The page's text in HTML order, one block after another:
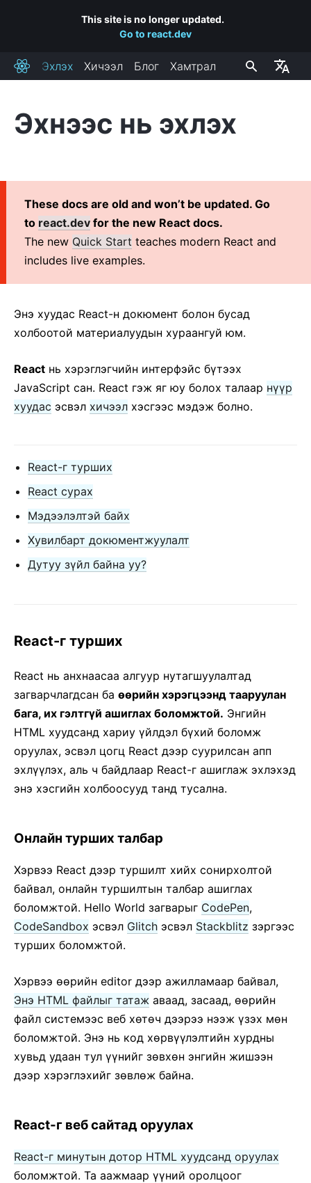
This site is no longer updated.
Go to react.dev
ReactЭхлэх Хичээл Блог Хамтрал
Эхнээс нь эхлэх
These docs are old and won’t be updated. Go
to react.dev for the new React docs.
The new Quick Start teaches modern React and
includes live examples.
Энэ хуудас React-н докюмент болон бусад
холбоотой материалуудын хураангуй юм.
React нь хэрэглэгчийн интерфэйс бүтээх
JavaScript сан. React гэж яг юу болох талаар нүүр
хуудас эсвэл хичээл хэсгээс мэдэж болно.
React-г турших
React сурах
Мэдээлэлтэй байх
Хувилбарт докюментжуулалт
Дутуу зүйл байна уу?
React-г турших
React нь анхнаасаа алгуур нутагшуулалтад
загварчлагдсан ба өөрийн хэрэгцээнд тааруулан
бага, их гэлтгүй ашиглах боломжтой. Энгийн
HTML хуудсанд хариу үйлдэл бүхий боломж
оруулах, эсвэл цогц React дээр суурилсан апп
эхлүүлэх, аль ч байдлаар React-г ашиглаж эхлэхэд
энэ хэсгийн холбоосууд танд тусална.
Онлайн турших талбар
Хэрвээ React дээр туршилт хийх сонирхолтой
байвал, онлайн туршилтын талбар ашиглах
боломжтой. Hello World загварыг CodePen,
CodeSandbox эсвэл Glitch эсвэл Stackblitz зэргээс
турших боломжтой.
Хэрвээ өөрийн editor дээр ажилламаар байвал,
Энэ HTML файлыг татаж аваад, засаад, өөрийн
файл системээс веб хөтөч дээрээ нээж үзэх мөн
боломжтой. Энэ нь код хөрвүүлэлтийн хурдны
хувьд удаан тул үүнийг зөвхөн энгийн жишээн
дээр хэрэглэхийг зөвлөж байна.
React-г веб сайтад оруулах
React-г минутын дотор HTML хуудсанд оруулах
боломжтой. Та аажмаар үүний оролцоог
СУУЛГАЦ
React-г вебсайтад оруулах
React апп үүсгэх
CDN холбоосууд
Release Channels
2. JSX танилцуулга
3. Элементүүдийг дүрслэх
4. Компонентууд, шинж чанарууд
5. Тѳлѳв ба Мѳчлѳг
6. Эвентүүдийг удирдах
9. Формууд
11. Бүрэлдхүүн vs Удамшил
12. React сэтгэлгээ
АХИСАН ШАТНЫ ЗААВАР
Алдааны хязгаарлалт
Дээд түвшний компонентууд
Бусад сангуудтай ашиглах
JSX-н талаар дэлгэрэнгүй
Гүйцэтгэлийг сайжруулах
Портал
JSX-гүй React
Дахин нэгтгэх (Reconciliation)
Refs and the DOM
Render Props
Статик төрөл шалгалт
Strict Mode
Удирдаагүй компонентууд
Веб компонентууд
API ЛАВЛАХ
React
ReactDOMClient
ReactDOMServer
DOM Elements